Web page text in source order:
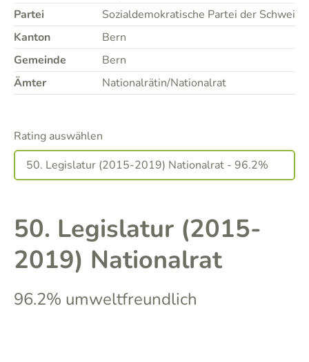
Partei
Sozialdemokratische Partei der Schweiz
Kanton
Bern
Gemeinde
Bern
Ämter
Nationalrätin/Nationalrat
Rating auswählen
50. Legislatur (2015-
2019) Nationalrat
96.2% umweltfreundlich